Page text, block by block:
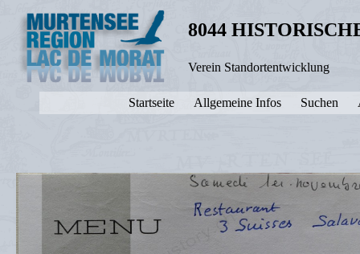
8044
Verein Standortentwicklung
Startseite Allgemeine Infos Suchen